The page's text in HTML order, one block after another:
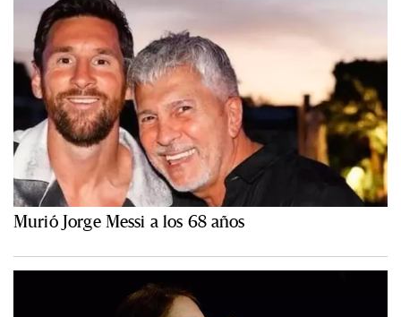
Murió Jorge Messi a los 68 años